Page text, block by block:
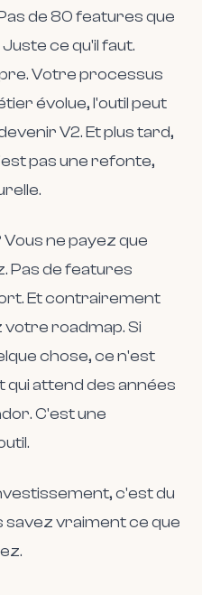
de 80 features que
ce qu'il faut.
Votre processus
évolue, l'outil peut
V2. Et plus tard,
pas une refonte,
ne payez que
Pas de features
Et contrairement
votre roadmap. Si
chose, ce n'est
attend des années
C'est une
c'est du
vraiment ce que